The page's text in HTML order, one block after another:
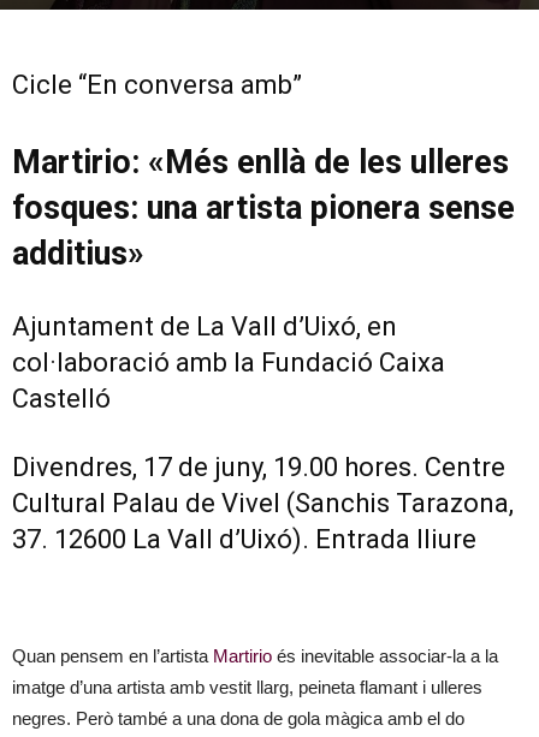
Cicle “En conversa amb”
Martirio: «Més enllà de les ulleres
fosques: una artista pionera sense
additius»
Ajuntament de La Vall d’Uixó, en
col·laboració amb la Fundació Caixa
Castelló
Divendres, 17 de juny, 19.00 hores. Centre
Cultural Palau de Vivel (Sanchis Tarazona,
37. 12600 La Vall d’Uixó). Entrada lliure
Quan pensem en l’artista Martirio és inevitable associar-la a la
imatge d’una artista amb vestit llarg, peineta flamant i ulleres
negres. Però també a una dona de gola màgica amb el do